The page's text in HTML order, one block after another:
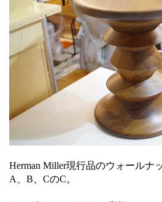
Herman Miller現行品のウォールナ
A、B、CのC。